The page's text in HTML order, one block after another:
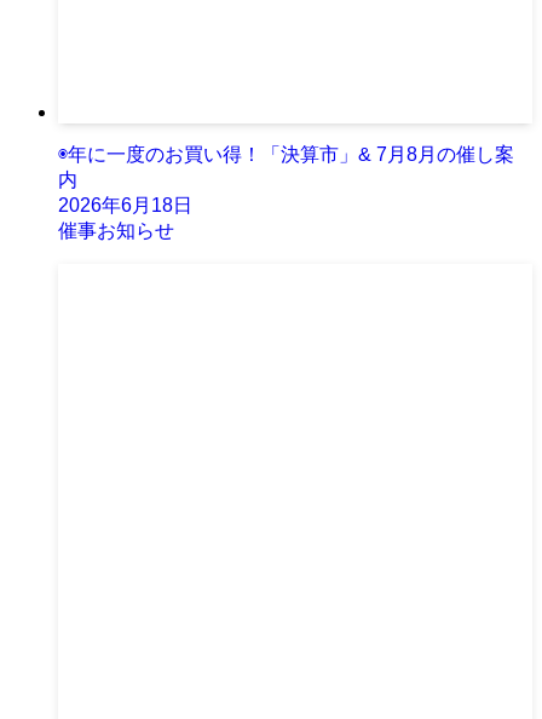
◉年に一度のお買い得！「決算市」& 7月8月の催し案
内
2026年6月18日
催事お知らせ